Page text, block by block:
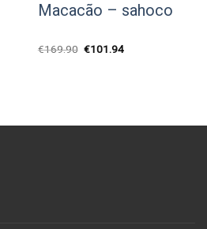
Macacão – sahoco
€169.90 O
€101.94O